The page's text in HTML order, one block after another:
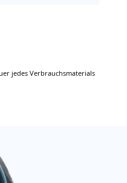
jedes Verbrauchsmaterials